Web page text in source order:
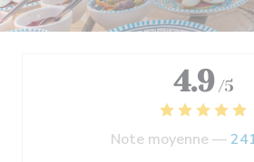
4.9 /5
Note moyenne —